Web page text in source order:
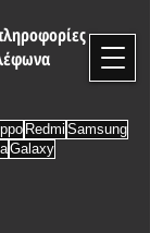
Redmi Samsung
Galaxy